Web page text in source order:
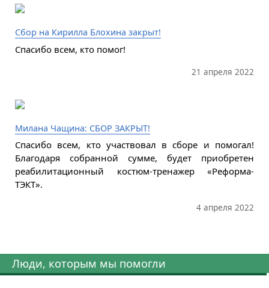
Сбор на Кирилла Блохина закрыт!
Спасибо всем, кто помог!
21 апреля 2022
Милана Чащина: СБОР ЗАКРЫТ!
Спасибо всем, кто участвовал в сборе и помогал!
Благодаря собранной сумме, будет приобретен
реабилитационный костюм-тренажер «Реформа-
ТЭКТ».
4 апреля 2022
Люди, которым мы помогли